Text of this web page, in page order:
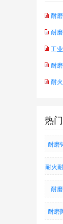
耐
耐
热
耐磨
耐
耐磨